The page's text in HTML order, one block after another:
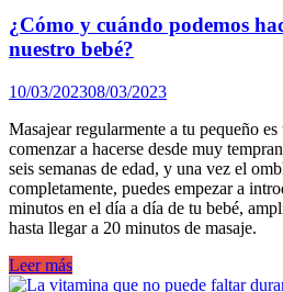
educar
a
un
y
libros
guía
para
papás
primerizos.
¿Cómo y cuándo podemos
nuestro bebé?
10/03/202308/03/2023
Masajear regularmente a tu pequeño
comenzar a hacerse desde muy
seis semanas de edad, y una vez el
completamente, puedes empezar a
minutos en el día a día de tu bebé,
hasta llegar a 20 minutos de masaje.
¿Cómo
y
Leer más